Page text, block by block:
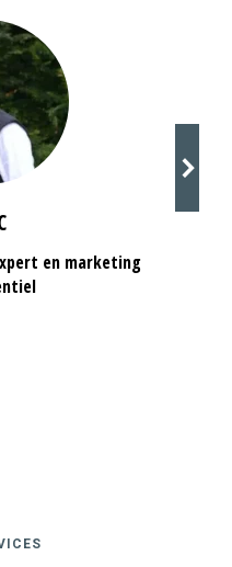
en marketing